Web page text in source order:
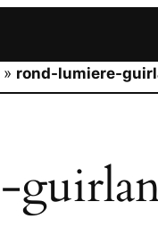
» rond-lumiere-